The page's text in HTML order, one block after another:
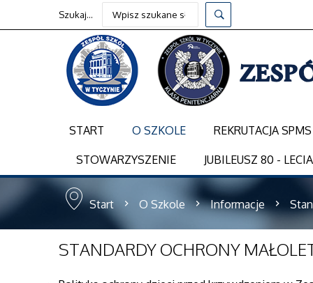
Szukaj...
START O SZKOLE REKRUTACJA SPMS
STOWARZYSZENIE JUBILEUSZ 80 -
Start O Szkole Informacje
STANDARDYOCHRONY